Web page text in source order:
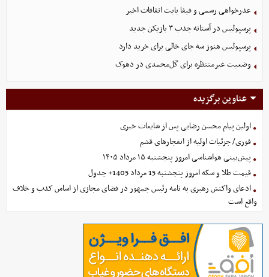
عذرخواهی رسمی و فیفا بابت اتفاقات اخیر
پرسپولیس در آستانه جذب ۳ بازیکن جدید
پرسپولیس هنوز سه جای خالی برای خرید دارد
وضعیت غیرمنتظره برای گل‌محمدی در دهوک
عناوین برگزیده
اولین پیام محسن رضایی پس از شایعات خبری
فوری/ جزئیات اولیه از انفجارهای قشم
پیش‌بینی هواشناسی امروز پنجشنبه ۱۵ مرداد ۱۴۰۵
قیمت طلا و سکه امروز پنجشنبه 15 مرداد 1405+ جدول
ادعای واکنش رهبری به نامه رئیس جمهور در فضای مجازی از اساس کذب و خلاف
واقع است